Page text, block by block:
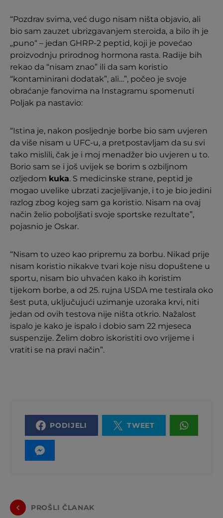
“Pozdrav svima, već dugo nisam ništa objavio, ali
bio sam zauzet ubrizgavanjem steroida, a bilo ih je
„puno“ – jedan GHRP-2 peptid, koji je povećao
proizvodnju prirodnog hormona rasta. Radije bih
rekao da “nisam znao” ili da sam koristio
“kontaminirani dodatak”, ali…”, počeo je svoje
obraćanje fanovima na Instagramu spomenuti
Poljak pa nastavio:
“Istina je, nakon posljednje borbe bio sam uvjeren
da više nisam u UFC-u, a pretpostavljam da su svi
tako mislili, čak je i moj menadžer bio uvjeren u to.
Borio sam se i još uvijek se borim s ozbiljnom
ozljedom kuka. S medicinske strane, peptid je
mogao uvelike ubrzati zacjeljivanje, i to je bio jedini
razlog zbog kojeg sam ga koristio. Nisam na ovaj
način želio poboljšati svoje sportske rezultate”,
pojasnio je Oskar.
“Nisam to uzeo kao pripremu za borbu. Nikad prije
nisam koristio nikakve tvari koje nisu dopuštene u
sportu, nisam bio uhvaćen kako ih koristim
tijekom borbe, a od 25. rujna USDA me testirala oko
šest puta, uključujući uzimanje uzoraka krvi, niti
jedan od ovih testova nije ništa otkrio. Nažalost
ispalo je kako je ispalo i dobio sam 22 mjeseca
suspenzije. Želim dobro iskoristiti ovo vrijeme i
vratiti se na pravi način”.
PODIJELI TWEET
PROŠLI ČLANAK